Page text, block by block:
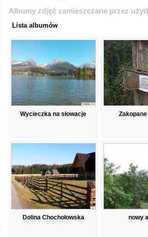
Albumy zdjęć zamieszczane przez
Lista albumów
Wycieczka na słowacje
Dolina Chochołowska nowy